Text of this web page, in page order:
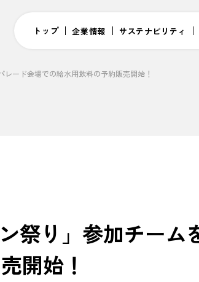
トップ 企業情報 サステナビリティ
レード会場での給水用飲料の予約販売開始！
祭り」参加チー
開始！